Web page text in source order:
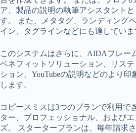
ア、製品の説明の執筆アシスタントと
す。 また、メタタグ、ランディング
イン、タグラインなどにも適していま
このシステムはさらに、AIDAフレー
ベネフィットソリューション、リス
ション、YouTubeの説明などのより印
します。
コピースミスは3つのプランで利用で
ター、プロフェッショナル、および
ズ。 スタータープランは、毎年請求